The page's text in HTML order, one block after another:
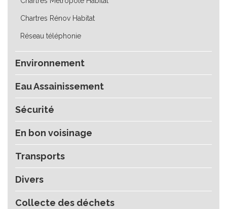
Chartres Rénov Habitat
Réseau téléphonie
Environnement
Eau Assainissement
Sécurité
En bon voisinage
Transports
Divers
Collecte des déchets